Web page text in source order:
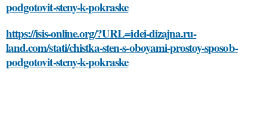
podgotovit-steny-k-pokraske
https://isis-online.org/?URL=idei-dizajna.ru-
land.com/stati/chistka-sten-s-oboyami-prostoy-sposob-
podgotovit-steny-k-pokraske